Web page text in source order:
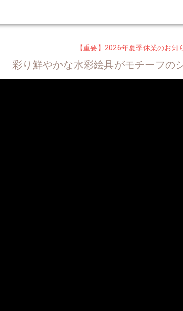
【重要】2026年夏季休業のお知
彩り鮮やかな水彩絵具がモチーフの